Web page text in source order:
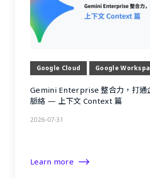
Google Cloud Google
Gemini Enterprise 整合力，打通
脈絡 — 上下文 Context 篇
2026-07-31
Learn more